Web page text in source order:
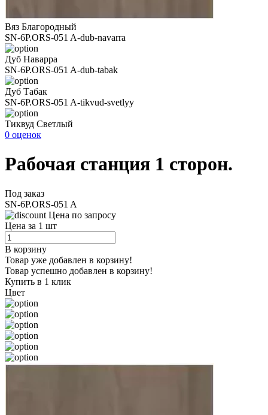
Вяз Благородный
SN-6P.ORS-051 A-dub-navarra
Дуб Наварра
SN-6P.ORS-051 A-dub-tabak
Дуб Табак
SN-6P.ORS-051 A-tikvud-svetlyy
Тиквуд Светлый
0 оценок
Рабочая станция 1 сторон.
Под заказ
SN-6P.ORS-051 A
Цена по запросу
Цена за 1 шт
В корзину
Товар уже добавлен в корзину!
Товар успешно добавлен в корзину!
Купить в 1 клик
Цвет